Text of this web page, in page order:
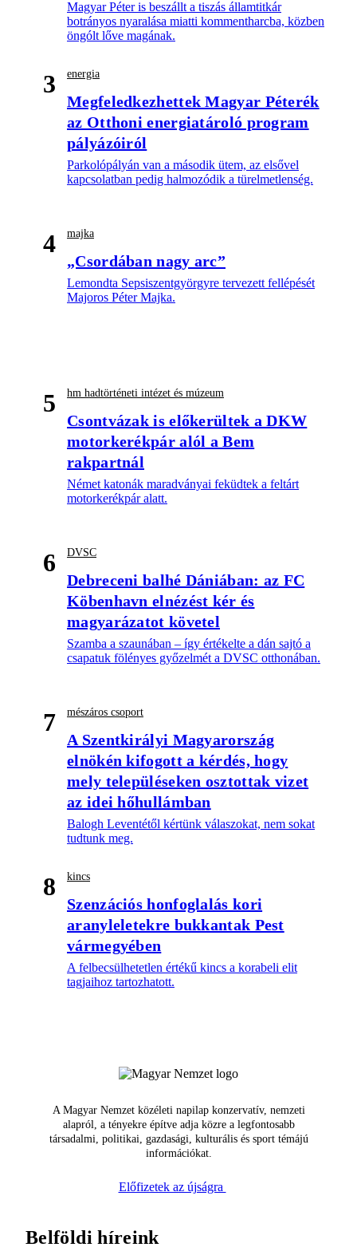
Magyar Péter is beszállt a tiszás államtitkár
botrányos nyaralása miatti kommentharcba, közben
öngólt lőve magának.
3 energia
Megfeledkezhettek Magyar Péterék
az Otthoni energiatároló program
pályázóiról
Parkolópályán van a második ütem, az elsővel
kapcsolatban pedig halmozódik a türelmetlenség.
4 majka
„Csordában nagy arc”
Lemondta Sepsiszentgyörgyre tervezett fellépését
Majoros Péter Majka.
5 hm hadtörténeti intézet és múzeum
Csontvázak is előkerültek a DKW
motorkerékpár alól a Bem
rakpartnál
Német katonák maradványai feküdtek a feltárt
motorkerékpár alatt.
6 DVSC
Debreceni balhé Dániában: az FC
Köbenhavn elnézést kér és
magyarázatot követel
Szamba a szaunában – így értékelte a dán sajtó a
csapatuk fölényes győzelmét a DVSC otthonában.
7 mészáros csoport
A Szentkirályi Magyarország
elnökén kifogott a kérdés, hogy
mely településeken osztottak vizet
az idei hőhullámban
Balogh Leventétől kértünk válaszokat, nem sokat
tudtunk meg.
8 kincs
Szenzációs honfoglalás kori
aranyleletekre bukkantak Pest
vármegyében
A felbecsülhetetlen értékű kincs a korabeli elit
tagjaihoz tartozhatott.
A Magyar Nemzet közéleti napilap konzervatív, nemzeti
alapról, a tényekre építve adja közre a legfontosabb
társadalmi, politikai, gazdasági, kulturális és sport témájú
információkat.
Előfizetek az újságra
Belföldi híreink